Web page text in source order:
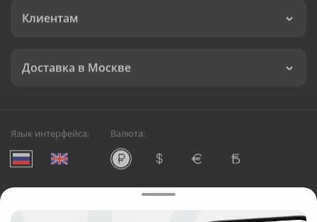
Клиентам
Доставка в Москве
Язык интерфейса: Валюта:
Служба круглосуточной доставки цветов в Москве
Русский Букет, 2026